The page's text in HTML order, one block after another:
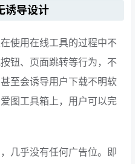
诱导设计
使用在线工具的过程中不
钮、页面跳转等行为，不
至会诱导用户下载不明软
图工具箱上，用户可以完
几乎没有任何广告位。即